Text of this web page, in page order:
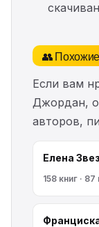
👥
Если вам
Джордан,
авторов,
Елена
158 книг ·